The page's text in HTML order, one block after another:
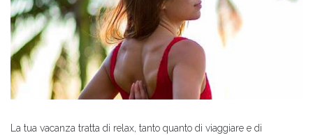
La tua vacanza tratta di relax, tanto quanto di viaggiare e di